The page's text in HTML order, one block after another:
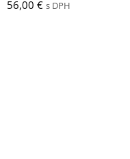
56,00 € s DPH